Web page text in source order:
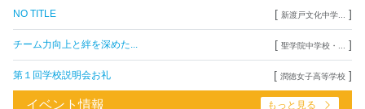
NO TITLE [ 新渡戸文化中学... ]
チーム力向上と絆を深めた... [ 聖学院中学校・... ]
第１回学校説明会お礼 [ 潤徳女子高等学校 ]
イベント情報 もっと見る